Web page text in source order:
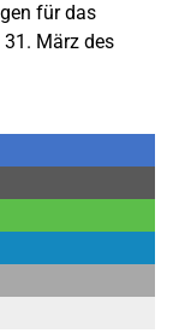
für das
März des